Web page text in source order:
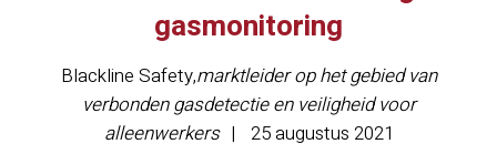
gasmonitoring
Blackline Safety,marktleider op het gebied van
verbonden gasdetectie en veiligheid voor
alleenwerkers
25 augustus 2021